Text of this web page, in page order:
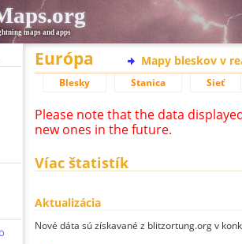
maps and apps
Európa Mapy bleskov v
Blesky Stanica Sieť
Please note that the data
new ones in the future.
Víac štatistík
Aktualizácia
Nové dáta sú získavané z blitzortung.org v